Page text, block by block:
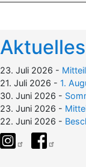
Aktuelles
23. Juli 2026 -
21. Juli 2026 - 1.
30. Juni 2026 -
23. Juni 2026 -
22. Juni 2026 -